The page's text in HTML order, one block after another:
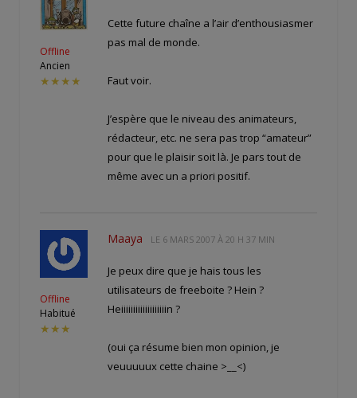
Offline
Ancien
★★★★
Cette future chaîne a l’air d’enthousiasmer
pas mal de monde.
Faut voir.
J’espère que le niveau des animateurs,
rédacteur, etc. ne sera pas trop “amateur”
pour que le plaisir soit là. Je pars tout de
même avec un a priori positif.
Offline
Habitué
★★★
Maaya LE 6 MARS 2007 À 20 H 37 MIN
Je peux dire que je hais tous les
utilisateurs de freeboite ? Hein ?
Heiiiiiiiiiiiiiiiiiiin ?
(oui ça résume bien mon opinion, je
veuuuuux cette chaine >__<)